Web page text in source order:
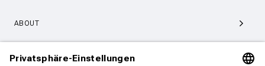
ABOUT
SERVICE & SUPPORT